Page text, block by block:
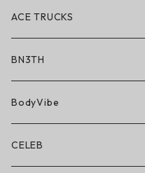
ACE TRUCKS
BN3TH
BN3TH × ON THE ROAM
ボクサーブリーフ/ショート丈
BodyVibe
CELEB